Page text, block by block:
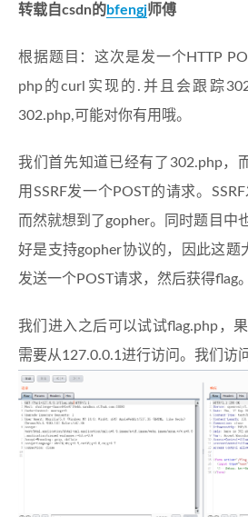
转载自csdn的bfengj师傅
根据题目：这次是发一个HTTP
php的curl实现的.并且会跟踪
302.php,可能对你有用哦。
我们首先知道已经有了302.php，
用SSRF发一个POST的请求。
而然就想到了gopher。同时题目中
好是支持gopher协议的，因此这题
发送一个POST请求，然后获得flag。
我们进入之后可以试试flag.php，
需要从127.0.0.1进行访问。我们访